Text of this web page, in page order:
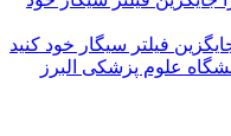
فیلتر سیگار خود کنید
علوم پزشکی البرز